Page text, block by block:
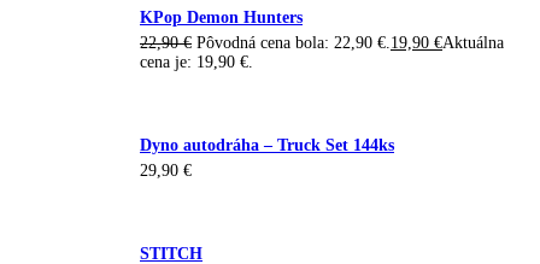
KPop Demon Hunters
22,90€ Pôvodná cena bola: 22,90 €. 19,90 €Aktuálna
cena je: 19,90 €.
Dyno autodráha – Truck Set 144ks
29,90 €
STITCH